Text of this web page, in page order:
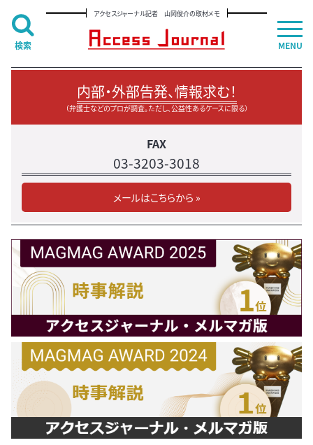
アクセスジャーナル記者 山岡俊介の取材メモ
内部・外部告発、情報求む！
（弁護士などのプロが調査。ただし、公益性あるケースに限る）
FAX
03-3203-3018
メールはこちらから »
MENU
検索